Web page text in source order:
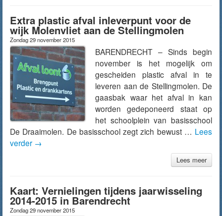
Extra plastic afval inleverpunt voor de
wijk Molenvliet aan de Stellingmolen
Zondag 29 november 2015
BARENDRECHT – Sinds begin
november is het mogelijk om
gescheiden plastic afval in te
leveren aan de Stellingmolen. De
gaasbak waar het afval in kan
worden gedeponeerd staat op
het schoolplein van basisschool
De Draaimolen. De basisschool zegt zich bewust … Lees
verder →
Lees meer
Kaart: Vernielingen tijdens jaarwisseling
2014-2015 in Barendrecht
Zondag 29 november 2015